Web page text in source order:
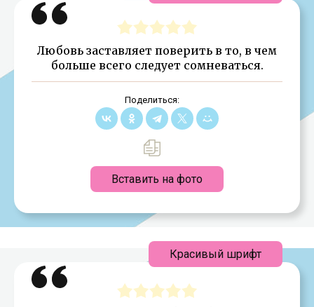
Любовь заставляет поверить в то, в чем
больше всего следует сомневаться.
Поделиться:
Вставить на фото
Красивый шрифт